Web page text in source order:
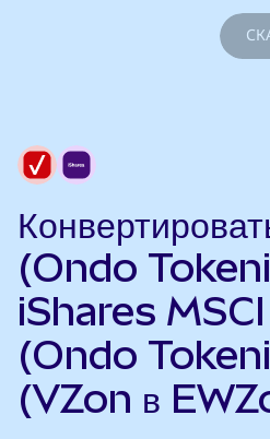
(Ondo
iShares
(Ondo
(VZon в